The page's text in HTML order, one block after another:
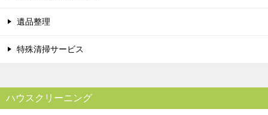
遺品整理
特殊清掃サービス
ハウスクリーニング